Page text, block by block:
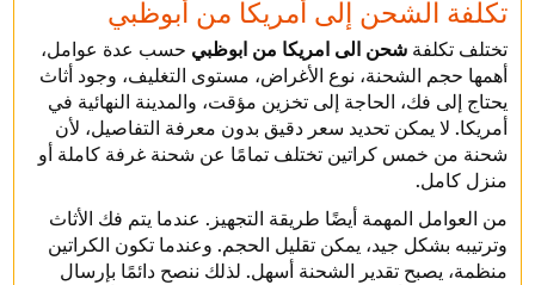
تكلفة الشحن إلى أمريكا من أبوظبي
تختلف تكلفة شحن الى امريكا من ابوظبي حسب عدة عوامل،
أهمها حجم الشحنة، نوع الأغراض، مستوى التغليف، وجود أثاث
يحتاج إلى فك، الحاجة إلى تخزين مؤقت، والمدينة النهائية في
أمريكا. لا يمكن تحديد سعر دقيق بدون معرفة التفاصيل، لأن
شحنة من خمس كراتين تختلف تمامًا عن شحنة غرفة كاملة أو
منزل كامل.
من العوامل المهمة أيضًا طريقة التجهيز. عندما يتم فك الأثاث
وترتيبه بشكل جيد، يمكن تقليل الحجم. وعندما تكون الكراتين
منظمة، يصبح تقدير الشحنة أسهل. لذلك ننصح دائمًا بإرسال